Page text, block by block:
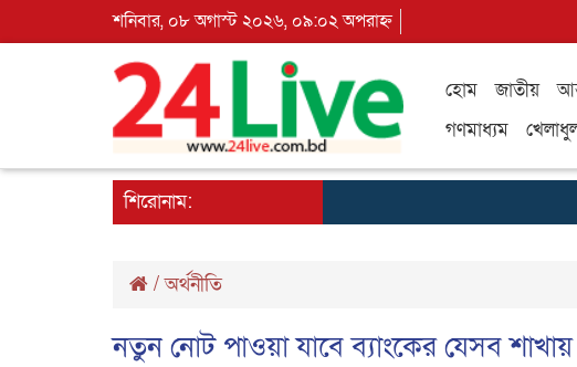
শনিবার, ০৮ অগাস্ট ২০২৬, ০৯:০২ অপরাহ্ন
হোম জাতীয়
গণমাধ্যম
শিরোনাম:
/অর্থনীতি
নতুন নোট পাওয়া যাবে ব্যাংকের যেসব শাখায়